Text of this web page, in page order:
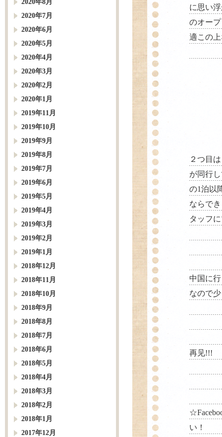
2020年8月
2020年7月
2020年6月
2020年5月
2020年4月
2020年3月
2020年2月
2020年1月
2019年11月
2019年10月
2019年9月
2019年8月
2019年7月
2019年6月
2019年5月
2019年4月
2019年3月
2019年2月
2019年1月
2018年12月
2018年11月
2018年10月
2018年9月
2018年8月
2018年7月
2018年6月
2018年5月
2018年4月
2018年3月
2018年2月
2018年1月
2017年12月
に思い
のオー
適この
２つ目
が同行
の1泊以
ならで
タッフ
中国に
なので
再见!!!
い！